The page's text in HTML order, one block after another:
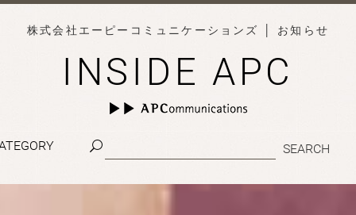
株式会社エーピーコミュニケーションズ │ お知らせ
INSIDE APC